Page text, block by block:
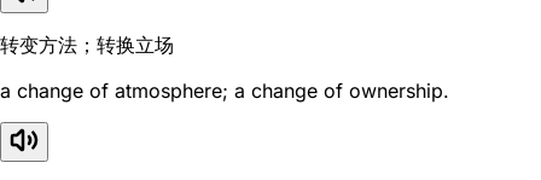
转变方法；转换立场
a change of atmosphere; a change of ownership.